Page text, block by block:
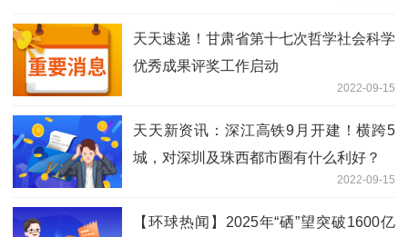
天天速递！甘肃省第十七次哲学社会科学
优秀成果评奖工作启动
2022-09-15
天天新资讯：深江高铁9月开建！横跨5
城，对深圳及珠西都市圈有什么利好？
2022-09-15
【环球热闻】2025年“硒”望突破1600亿